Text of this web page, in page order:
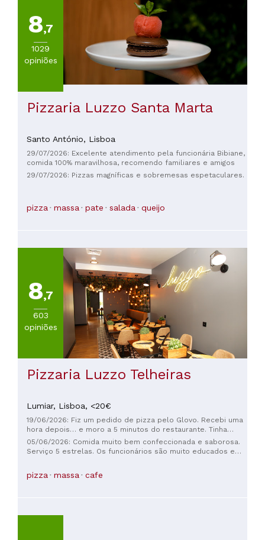
8,7
1029
opiniões
Pizzaria Luzzo Santa Marta
Santo António, Lisboa
29/07/2026: Excelente atendimento pela funcionária Bibiane,
comida 100% maravilhosa, recomendo familiares e amigos
29/07/2026: Pizzas magníficas e sobremesas espetaculares.
pizza massa pate salada queijo
8,7
603
opiniões
Pizzaria Luzzo Telheiras
Lumiar, Lisboa, <20€
19/06/2026: Fiz um pedido de pizza pelo Glovo. Recebi uma
hora depois… e moro a 5 minutos do restaurante. Tinha
gosto de papelão com consistência de borracha, horrível. O
Glovo culpa o Luzzo e o Luzzo culpa o Glovo. Ninguém pediu
05/06/2026: Comida muito bem confeccionada e saborosa.
Serviço 5 estrelas. Os funcionários são muito educados e
para refeições de grupo ou mais pessoais. Ambiente
relaxado e muito familiar.
pizza massa cafe